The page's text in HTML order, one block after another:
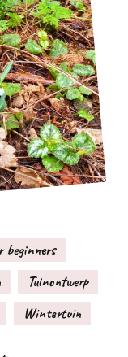
beginners
Tuinontwerp
Wintertuin